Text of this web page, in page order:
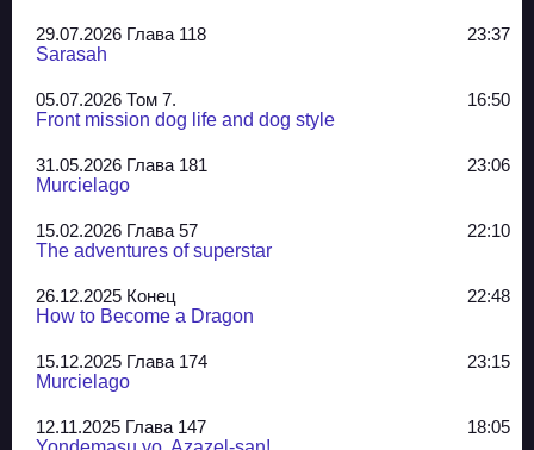
29.07.2026 Глава 118
23:37
Sarasah
05.07.2026 Том 7.
16:50
Front mission dog life and dog style
31.05.2026 Глава 181
23:06
Murcielago
15.02.2026 Глава 57
22:10
The adventures of superstar
26.12.2025 Конец
22:48
How to Become a Dragon
15.12.2025 Глава 174
23:15
Murcielago
12.11.2025 Глава 147
18:05